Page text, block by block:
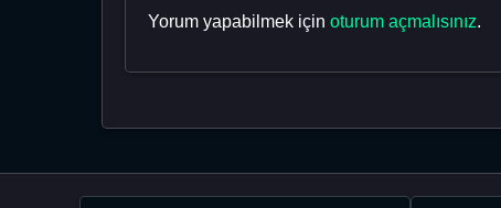
Yorum yapabilmek için oturum açmalısınız.